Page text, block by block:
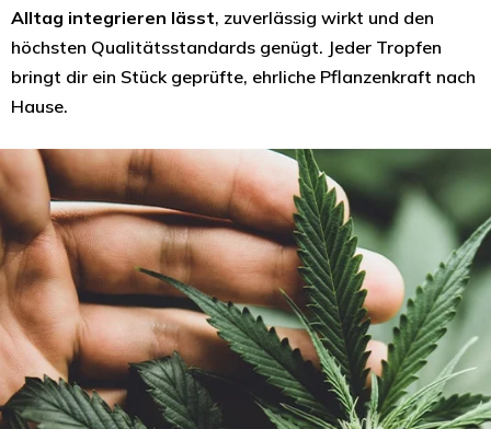
Alltag integrieren lässt, zuverlässig wirkt und den
höchsten Qualitätsstandards genügt. Jeder Tropfen
bringt dir ein Stück geprüfte, ehrliche Pflanzenkraft nach
Hause.